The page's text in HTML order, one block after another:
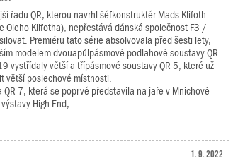
řadu QR, kterou navrhl šéfkonstruktér Mads Klifoth
Oleho Klifotha), nepřestává dánská společnost F3 /
Premiéru tato série absolvovala před šesti lety,
modelem dvouapůlpásmové podlahové soustavy QR
vystřídaly větší a třípásmové soustavy QR 5, které už
větší poslechové místnosti.
QR 7, která se poprvé představila na jaře v Mnichově
High End,...
1. 9. 2022